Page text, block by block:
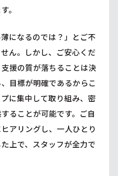
。
になるのでは？」とご不
ん。しかし、ご安心くだ
援の質が落ちることは決
目標が明確であるからこ
に集中して取り組み、密
ることが可能です。ご自
アリングし、一人ひとり
上で、スタッフが全力で